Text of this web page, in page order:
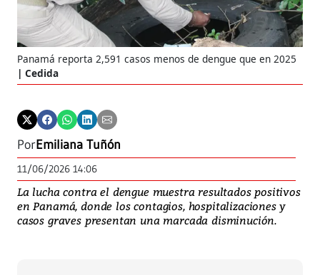
Panamá reporta 2,591 casos menos de dengue que en 2025
Cedida
PorEmiliana Tuñón
11/06/2026 14:06
La lucha contra el dengue muestra resultados positivos
en Panamá, donde los contagios, hospitalizaciones y
casos graves presentan una marcada disminución.